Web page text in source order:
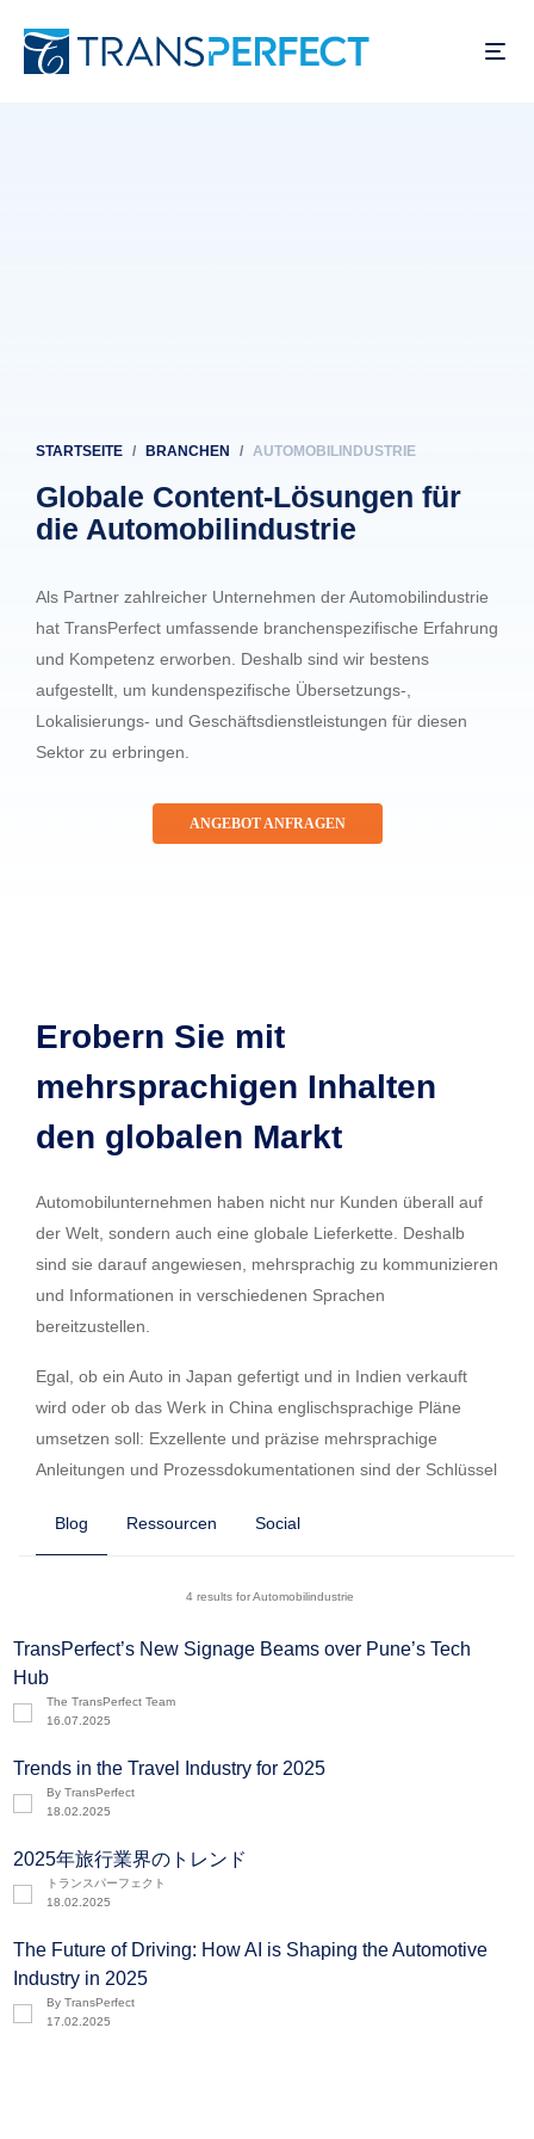
zum
Pfadnavigation
STARTSEITE BRANCHEN AUTOMOBILINDUSTRIE
Globale Content-Lösungen für
die Automobilindustrie
Als Partner zahlreicher Unternehmen der Automobilindustrie
hat TransPerfect umfassende branchenspezifische Erfahrung
und Kompetenz erworben. Deshalb sind wir bestens
aufgestellt, um kundenspezifische Übersetzungs-,
Lokalisierungs- und Geschäftsdienstleistungen für diesen
Sektor zu erbringen.
ANGEBOT ANFRAGEN
Erobern Sie mit
mehrsprachigen Inhalten
den globalen Markt
Automobilunternehmen haben nicht nur Kunden überall auf
der Welt, sondern auch eine globale Lieferkette. Deshalb
sind sie darauf angewiesen, mehrsprachig zu kommunizieren
und Informationen in verschiedenen Sprachen
bereitzustellen.
Egal, ob ein Auto in Japan gefertigt und in Indien verkauft
wird oder ob das Werk in China englischsprachige Pläne
umsetzen soll: Exzellente und präzise mehrsprachige
Anleitungen und Prozessdokumentationen sind der Schlüssel
Ihrer Marke aufbauen wollen, müssen Ihre Modelle alle
müssen das Navigationssystem der Sprache ihrer Wahl
Blog Ressourcen Social
4 results for Automobilindustrie
TransPerfect’s New Signage Beams over Pune’s Tech
Hub
The TransPerfect Team
16.07.2025
Trends in the Travel Industry for 2025
By TransPerfect
18.02.2025
2025年旅行業界のトレンド
トランスパーフェクト
18.02.2025
The Future of Driving: How AI is Shaping the Automotive
Industry in 2025
By TransPerfect
17.02.2025